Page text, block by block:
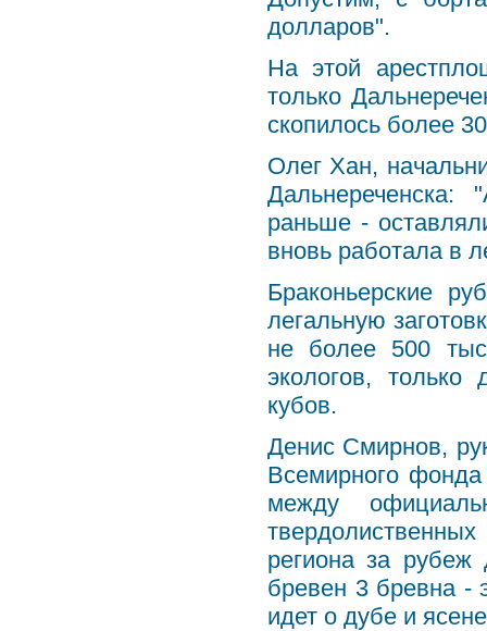
долларов".
На этой
только
скопилось более
Олег Хан,
Дальнереченска:
раньше -
вновь работала в
Браконьерские
легальную
не более 500
экологов,
кубов.
Денис Смирнов,
Всемирного
между
региона за рубеж
бревен 3 бревна -
идет о дубе и